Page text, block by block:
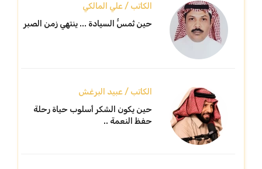
الكاتب / علي المالكي
حين تُمسُّ السيادة ... ينتهي زمن الصبر
الكاتب / عبيد البرغش
حين يكون الشكر أسلوب حياة رحلة
حفظ النعمة ..